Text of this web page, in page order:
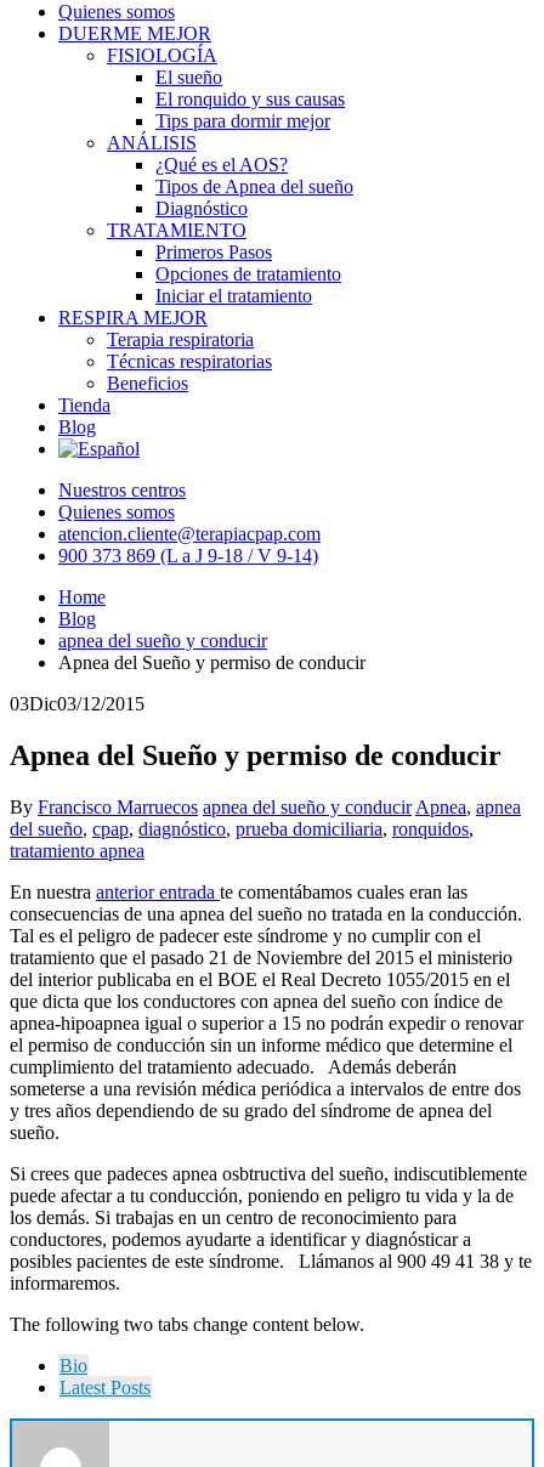
Quienes somos
DUERME MEJOR
FISIOLOGÍA
El sueño
El ronquido y sus causas
Tips para dormir mejor
ANÁLISIS
¿Qué es el AOS?
Tipos de Apnea del sueño
Diagnóstico
TRATAMIENTO
Primeros Pasos
Opciones de tratamiento
Iniciar el tratamiento
RESPIRA MEJOR
Terapia respiratoria
Técnicas respiratorias
Beneficios
Tienda
Blog
Nuestros centros
Quienes somos
atencion.cliente@terapiacpap.com
900 373 869 (L a J 9-18 / V 9-14)
Home
Blog
apnea del sueño y conducir
Apnea del Sueño y permiso de conducir
03Dic03/12/2015
Apnea del Sueño y permiso de conducir
By Francisco Marruecos apnea del sueño y conducir Apnea, apnea
del sueño, cpap, diagnóstico, prueba domiciliaria, ronquidos,
tratamiento apnea
En nuestra anterior entrada te comentábamos cuales eran las
consecuencias de una apnea del sueño no tratada en la conducción.
Tal es el peligro de padecer este síndrome y no cumplir con el
tratamiento que el pasado 21 de Noviembre del 2015 el ministerio
del interior publicaba en el BOE el Real Decreto 1055/2015 en el
que dicta que los conductores con apnea del sueño con índice de
apnea-hipoapnea igual o superior a 15 no podrán expedir o renovar
el permiso de conducción sin un informe médico que determine el
cumplimiento del tratamiento adecuado. Además deberán
someterse a una revisión médica periódica a intervalos de entre dos
y tres años dependiendo de su grado del síndrome de apnea del
sueño.
Si crees que padeces apnea osbtructiva del sueño, indiscutiblemente
puede afectar a tu conducción, poniendo en peligro tu vida y la de
los demás. Si trabajas en un centro de reconocimiento para
conductores, podemos ayudarte a identificar y diagnósticar a
posibles pacientes de este síndrome. Llámanos al 900 49 41 38 y te
informaremos.
The following two tabs change content below.
Bio
Latest Posts